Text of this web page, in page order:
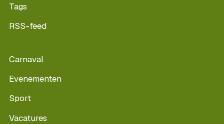
Tags
RSS-feed
Carnaval
Evenementen
Sport
Vacatures